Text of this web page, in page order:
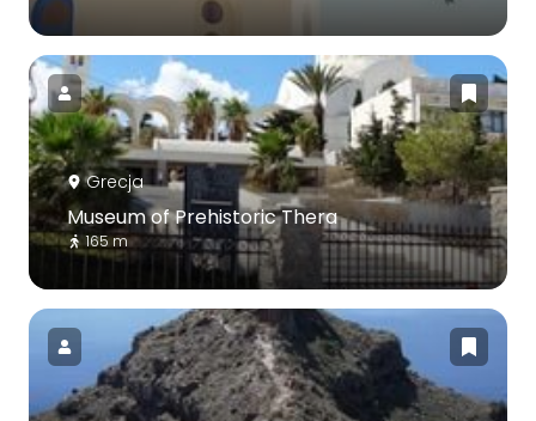
Grecja
Museum of Prehistoric Thera
165 m